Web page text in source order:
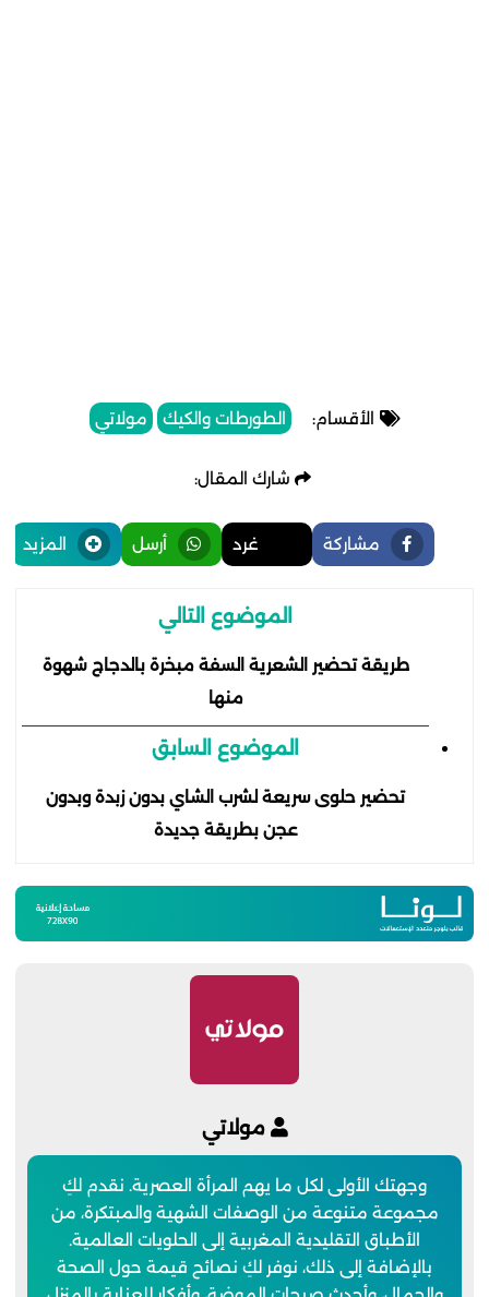
الأقسام: الطورطات والكيك مولاتي
شارك المقال:
مشاركة غرد أرسل المزيد
الموضوع التالي
طريقة تحضير الشعرية السفة مبخرة بالدجاج شهوة
منها
الموضوع السابق
تحضير حلوى سريعة لشرب الشاي بدون زبدة وبدون
عجن بطريقة جديدة
مولاتي
وجهتك الأولى لكل ما يهم المرأة العصرية. نقدم لكِ
مجموعة متنوعة من الوصفات الشهية والمبتكرة، من
الأطباق التقليدية المغربية إلى الحلويات العالمية.
بالإضافة إلى ذلك، نوفر لكِ نصائح قيمة حول الصحة